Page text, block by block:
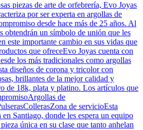
piezas de arte de orfebrería, Evo Joyas
por ser experta en argollas de
desde hace más de 25 años. Al
obtendrán un símbolo de unión que les
este importante cambio en sus vidas que
que ofreceEvo Joyas cuenta con
los más tradicionales como argollas
diseños de corona y tricolor con
brillantes de la mejor calidad y
de 18k, plata y platino. Los artículos que
de
de servicioEsta
Santiago, donde les espera un equipo
única en su clase que tanto anhelan